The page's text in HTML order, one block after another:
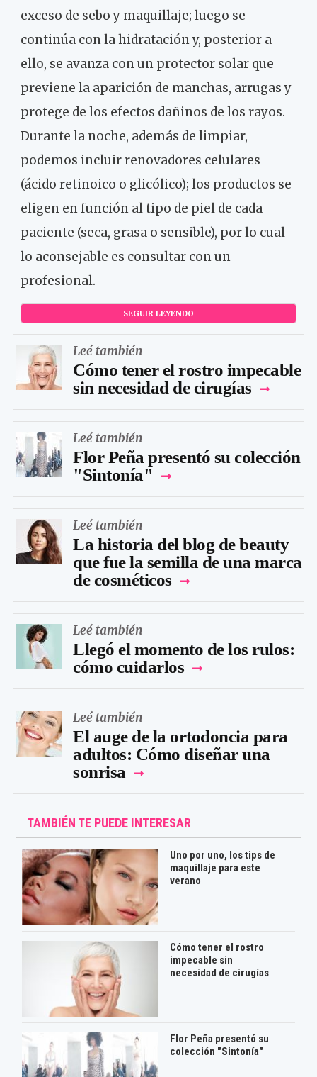
exceso de sebo y maquillaje; luego se
continúa con la hidratación y, posterior a
ello, se avanza con un protector solar que
previene la aparición de manchas, arrugas y
protege de los efectos dañinos de los rayos.
Durante la noche, además de limpiar,
podemos incluir renovadores celulares
(ácido retinoico o glicólico); los productos se
eligen en función al tipo de piel de cada
paciente (seca, grasa o sensible), por lo cual
lo aconsejable es consultar con un
profesional.
SEGUIR LEYENDO
Leé también
Cómo tener el rostro impecable
sin necesidad de cirugías
Leé también
Flor Peña presentó su colección
"Sintonía"
Leé también
La historia del blog de beauty
que fue la semilla de una marca
de cosméticos
Leé también
Llegó el momento de los rulos:
cómo cuidarlos
Leé también
El auge de la ortodoncia para
adultos: Cómo diseñar una
sonrisa
TAMBIÉN TE PUEDE INTERESAR
Uno por uno, los tips de
maquillaje para este
verano
Cómo tener el rostro
impecable sin
necesidad de cirugías
Flor Peña presentó su
colección "Sintonía"